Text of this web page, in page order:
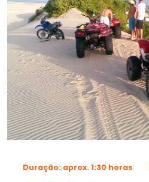
Duração: aprox. 1:30 horas